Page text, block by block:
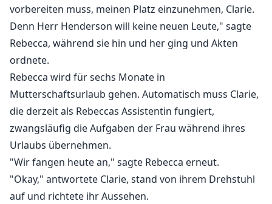
vorbereiten muss, meinen Platz einzunehmen, Clarie.
Denn Herr Henderson will keine neuen Leute," sagte
Rebecca, während sie hin und her ging und Akten
ordnete.
Rebecca wird für sechs Monate in
Mutterschaftsurlaub gehen. Automatisch muss Clarie,
die derzeit als Rebeccas Assistentin fungiert,
zwangsläufig die Aufgaben der Frau während ihres
Urlaubs übernehmen.
"Wir fangen heute an," sagte Rebecca erneut.
"Okay," antwortete Clarie, stand von ihrem Drehstuhl
auf und richtete ihr Aussehen.